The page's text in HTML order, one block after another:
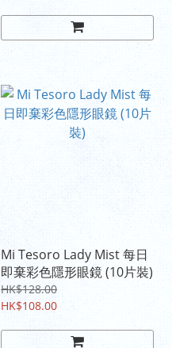
Mi Tesoro Lady Mist 每日
即棄彩色隱形眼鏡 (10片裝)
HK$128.00
HK$108.00